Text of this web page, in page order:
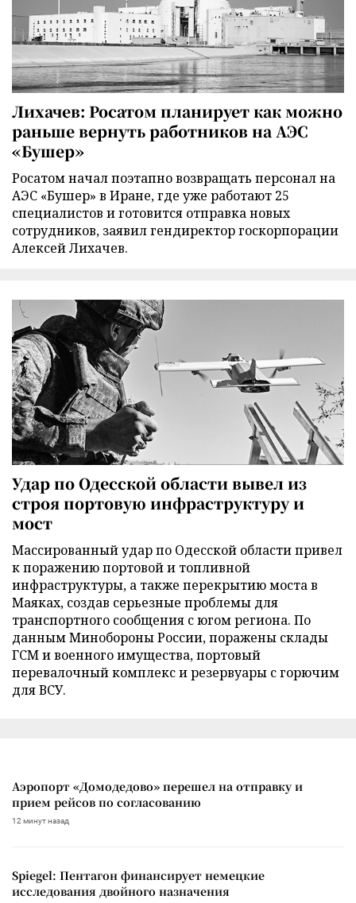
Лихачев: Росатом планирует как можно
раньше вернуть работников на АЭС
«Бушер»
Росатом начал поэтапно возвращать персонал на
АЭС «Бушер» в Иране, где уже работают 25
специалистов и готовится отправка новых
сотрудников, заявил гендиректор госкорпорации
Алексей Лихачев.
Удар по Одесской области вывел из
строя портовую инфраструктуру и
мост
Массированный удар по Одесской области привел
к поражению портовой и топливной
инфраструктуры, а также перекрытию моста в
Маяках, создав серьезные проблемы для
транспортного сообщения с югом региона. По
данным Минобороны России, поражены склады
ГСМ и военного имущества, портовый
перевалочный комплекс и резервуары с горючим
для ВСУ.
Аэропорт «Домодедово» перешел на отправку и
прием рейсов по согласованию
12 минут назад
Spiegel: Пентагон финансирует немецкие
исследования двойного назначения